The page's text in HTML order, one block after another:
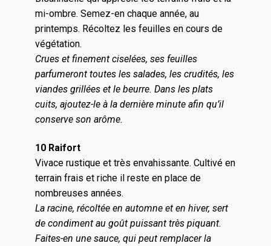
mi-ombre. Semez-en chaque année, au
printemps. Récoltez les feuilles en cours de
végétation.
Crues et finement ciselées, ses feuilles
parfumeront toutes les salades, les crudités, les
viandes grillées et le beurre. Dans les plats
cuits, ajoutez-le à la dernière minute afin qu’il
conserve son arôme.
10 Raifort
Vivace rustique et très envahissante. Cultivé en
terrain frais et riche il reste en place de
nombreuses années.
La racine, récoltée en automne et en hiver, sert
de condiment au goût puissant très piquant.
Faites-en une sauce, qui peut remplacer la